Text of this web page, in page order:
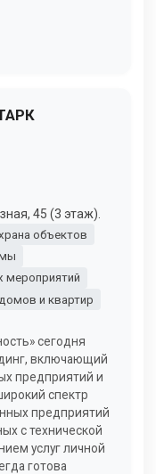
45 (3 этаж).
объектов
мероприятий
и квартир
сегодня
включающий
предприятий и
спектр
предприятий
с технической
услуг личной
готова